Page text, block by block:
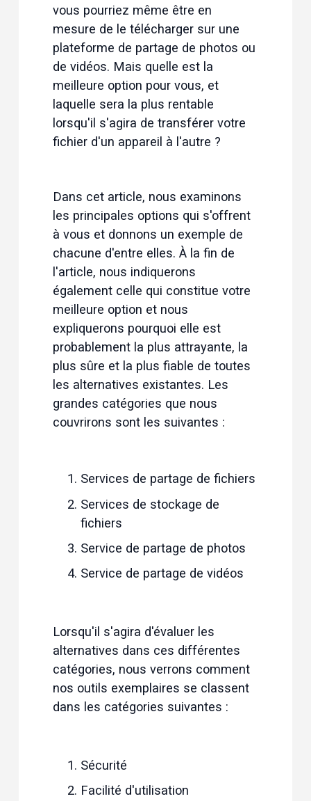
vous pourriez même être en
mesure de le télécharger sur une
plateforme de partage de photos ou
de vidéos. Mais quelle est la
meilleure option pour vous, et
laquelle sera la plus rentable
lorsqu'il s'agira de transférer votre
fichier d'un appareil à l'autre ?
Dans cet article, nous examinons
les principales options qui s'offrent
à vous et donnons un exemple de
chacune d'entre elles. À la fin de
l'article, nous indiquerons
également celle qui constitue votre
meilleure option et nous
expliquerons pourquoi elle est
probablement la plus attrayante, la
plus sûre et la plus fiable de toutes
les alternatives existantes. Les
grandes catégories que nous
couvrirons sont les suivantes :
Services de partage de fichiers
Services de stockage de
fichiers
Service de partage de photos
Service de partage de vidéos
Lorsqu'il s'agira d'évaluer les
alternatives dans ces différentes
catégories, nous verrons comment
nos outils exemplaires se classent
dans les catégories suivantes :
Sécurité
Facilité d'utilisation